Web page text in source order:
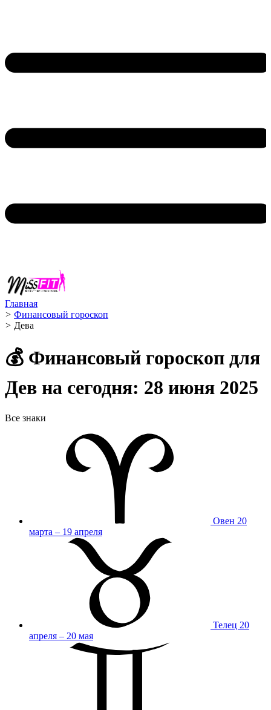
Главная
> Финансовый гороскоп
> Дева ️
💰 Финансовый гороскоп для
Дев на сегодня: 28 июня 2025
Все знаки
Овен 20
марта – 19 апреля
Телец 20
апреля – 20 мая